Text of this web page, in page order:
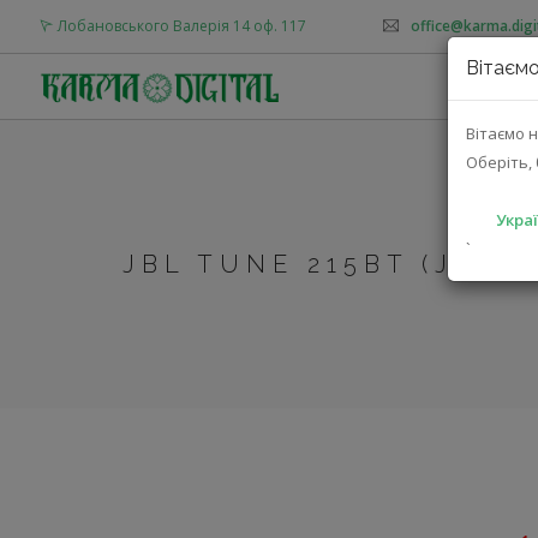
Вітаємо
Оберіть,
`
Лобановського Валерія 14 оф. 117
JBL TUNE 215BT